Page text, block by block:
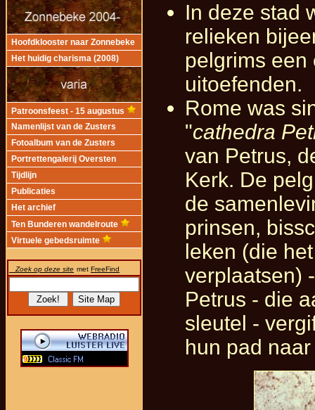
Hoofdklooster naar Zonnebeke
Het huidig charisma (2008)
Patroonsfeest - 15 augustus
Namenlijst van de Zusters
Fotoalbum van de Zusters
Portrettengalerij Oversten
Tijdlijn
Publicaties
Het archief
Ten Bunderen wandelroute
Virtuele gebedsruimte
Zoek op deze site met FreeFind
In deze stad
relieken
pelgrims een
uitoefenden.
Rome was
"cathedra
van Petrus,
Kerk. De
de
prinsen,
leken (die
verplaatsen)
Petrus - die
sleutel -
hun pad